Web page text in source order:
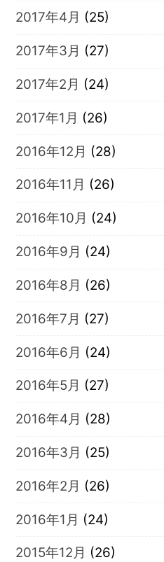
2017年4月 (25)
2017年3月 (27)
2017年2月 (24)
2017年1月 (26)
2016年12月 (28)
2016年11月 (26)
2016年10月 (24)
2016年9月 (24)
2016年8月 (26)
2016年7月 (27)
2016年6月 (24)
2016年5月 (27)
2016年4月 (28)
2016年3月 (25)
2016年2月 (26)
2016年1月 (24)
2015年12月 (26)